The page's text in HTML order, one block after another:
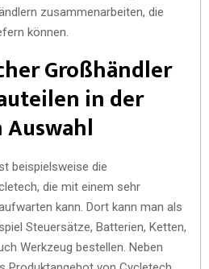
zusammenarbeiten, die
können.
Großhändler
in der
beispielsweise die
die mit einem sehr
kann. Dort kann man als
Steuersätze, Batterien, Ketten,
Werkzeug bestellen. Neben